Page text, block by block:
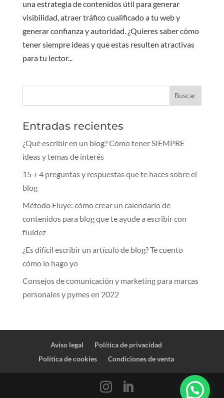
una estrategia de contenidos útil para generar
visibilidad, atraer tráfico cualificado a tu web y
generar confianza y autoridad. ¿Quieres saber cómo
tener siempre ideas y que estas resulten atractivas
para tu lector...
Entradas recientes
¿Qué escribir en un blog? Cómo tener SIEMPRE
ideas y temas de interés
15 + 4 preguntas y respuestas que te haces sobre el
blog
Método Fluye: cómo crear un calendario de
contenidos para blog que te ayude a escribir con
fluidez
¿Es difícil escribir un artículo de blog? Te cuento
cómo lo hago yo
Consejos de comunicación y marketing para marcas
personales y pymes en 2022
Aviso legal
Política de privacidad
Política de cookies
Condiciones de venta